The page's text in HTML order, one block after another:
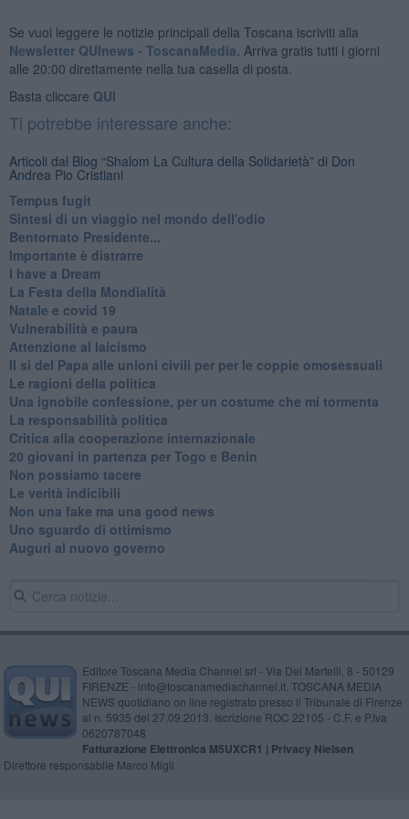
Se vuoi leggere le notizie principali della Toscana iscriviti alla
Newsletter QUInews - ToscanaMedia. Arriva gratis tutti i giorni
alle 20:00 direttamente nella tua casella di posta.
Basta cliccare QUI
Ti potrebbe interessare anche:
Articoli dal Blog “Shalom La Cultura della Solidarietà” di Don
Andrea Pio Cristiani
​Tempus fugit
​Sintesi di un viaggio nel mondo dell'odio
Bentornato Presidente...
Importante è distrarre
​I have a Dream
La Festa della Mondialità
Natale e covid 19
Vulnerabilità e paura
Attenzione al laicismo
Il si del Papa alle unioni civili per per le coppie omosessuali
Le ragioni della politica
​Una ignobile confessione, per un costume che mi tormenta
La responsabilità politica
Critica alla cooperazione internazionale
20 giovani in partenza per Togo e Benin
​Non possiamo tacere
​Le verità indicibili
Non una fake ma una good news
Uno sguardo di ottimismo
Auguri al nuovo governo
Editore Toscana Media Channel srl - Via Dei Martelli, 8 - 50129
FIRENZE - info@toscanamediachannel.it. TOSCANA MEDIA
NEWS quotidiano on line registrato presso il Tribunale di Firenze
al n. 5935 del 27.09.2013. Iscrizione ROC 22105 - C.F. e P.Iva
0620787048
Fatturazione Elettronica M5UXCR1 | Privacy Nielsen
Direttore responsabile Marco Migli